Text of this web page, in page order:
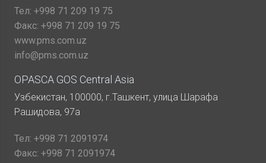
Тел: +998 71 209 19 75
Факс: +998 71 209 19 75
www.pms.com.uz
info@pms.com.uz
OPASCA GOS Central Asia
Узбекистан, 100000, г.Ташкент, улица Шарафа
Рашидова, 97а
Тел: +998 71 2091974
Факс: +998 71 2091974